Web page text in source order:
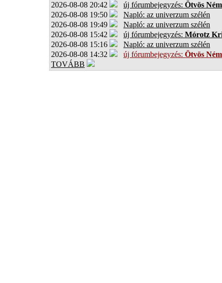
2026-08-08 20:42 új fórumbejegyzés: Ötvös
2026-08-08 19:50
Napló: az univerzum szélén
2026-08-08 19:49
Napló: az univerzum szélén
2026-08-08 15:42
új fórumbejegyzés: Mórotz
2026-08-08 15:16
Napló: az univerzum szélén
2026-08-08 14:32
új fórumbejegyzés: Ötvös
TOVÁBB